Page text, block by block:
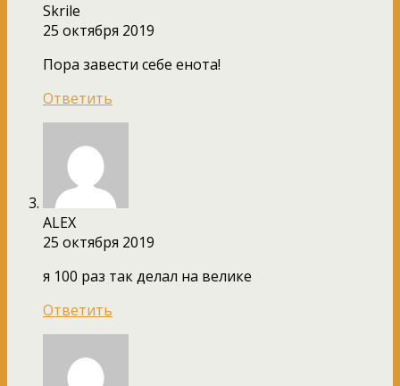
Skrile
25 октября 2019
Пора завести себе енота!
Ответить
ALEX
25 октября 2019
я 100 раз так делал на велике
Ответить